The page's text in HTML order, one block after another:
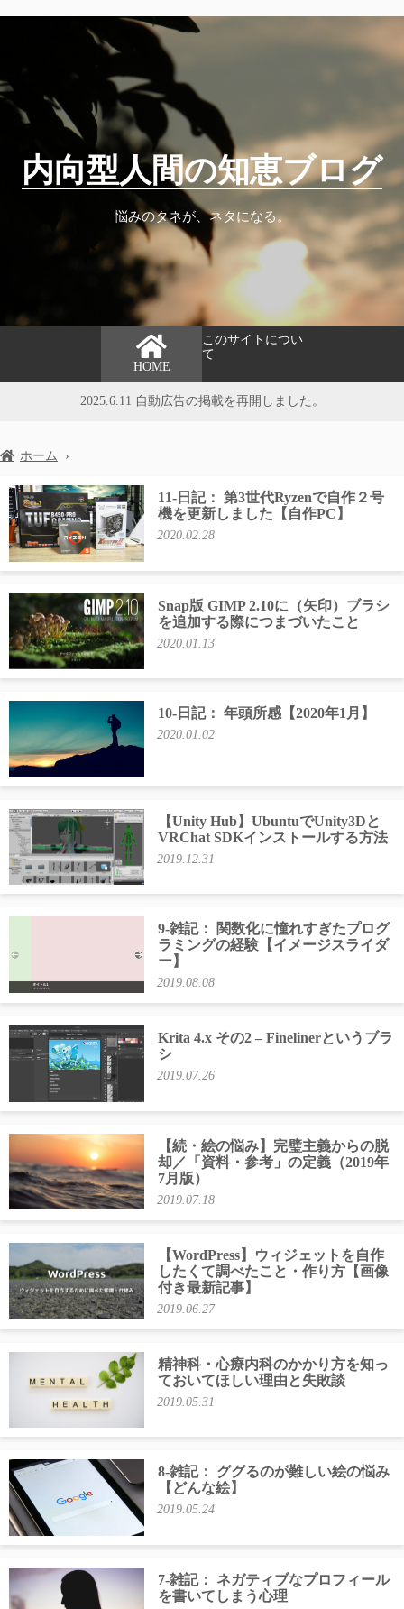
内向型人間の知恵ブログ
悩みのタネが、ネタになる。
HOME
このサイトについ
て
2025.6.11 自動広告の掲載を再開しました。
ホーム ›
11-日記： 第3世代Ryzenで自作２号
機を更新しました【自作PC】
2020.02.28
Snap版 GIMP 2.10に（矢印）ブラシ
を追加する際につまづいたこと
2020.01.13
10-日記： 年頭所感【2020年1月】
2020.01.02
【Unity Hub】UbuntuでUnity3Dと
VRChat SDKインストールする方法
2019.12.31
9-雑記： 関数化に憧れすぎたプログ
ラミングの経験【イメージスライダ
ー】
2019.08.08
Krita 4.x その2 – Finelinerというブラ
シ
2019.07.26
【続・絵の悩み】完璧主義からの脱
却／「資料・参考」の定義（2019年
7月版）
2019.07.18
【WordPress】ウィジェットを自作
したくて調べたこと・作り方【画像
付き最新記事】
2019.06.27
精神科・心療内科のかかり方を知っ
ておいてほしい理由と失敗談
2019.05.31
8-雑記： ググるのが難しい絵の悩み
【どんな絵】
2019.05.24
7-雑記： ネガティブなプロフィール
を書いてしまう心理